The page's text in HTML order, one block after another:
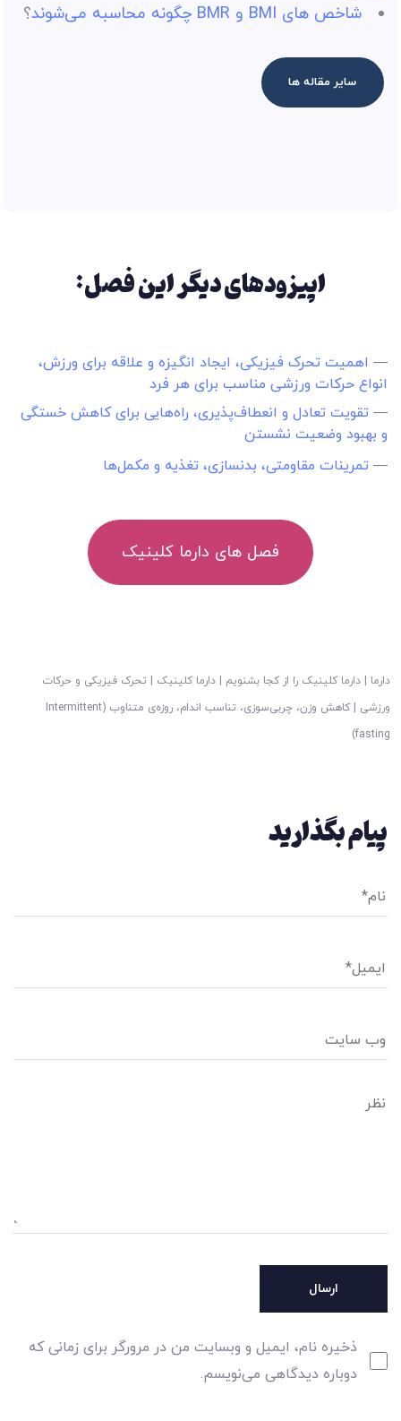
شاخص های BMI و BMR چگونه محاسبه می‌شوند
؟
سایر مقاله ها
اپیزودهای دیگر این فصل:
— اهمیت تحرک فیزیکی، ایجاد انگیزه و‌ علاقه برای ورزش،
انواع حرکات ورزشی مناسب برای هر فرد
— تقویت تعادل و انعطاف‌پذیری، راه‌هایی برای کاهش خستگی
و بهبود وضعیت نشستن
— تمرینات مقاومتی، بدنسازی، تغذیه و مکمل‌ها
فصل های دارما کلینیک
دارما دارما کلینیک را از کجا بشنویم دارما کلینیک
تحرک فیزیکی و حرکات
ورزشی
کاهش وزن، چربی‌سوزی، تناسب اندام، روزه‌ی متناوب (Intermittent
fasting)
پیام بگذارید
ذخیره نام، ایمیل و وبسایت من در مرورگر برای زمانی که
دوباره دیدگاهی می‌نویسم.